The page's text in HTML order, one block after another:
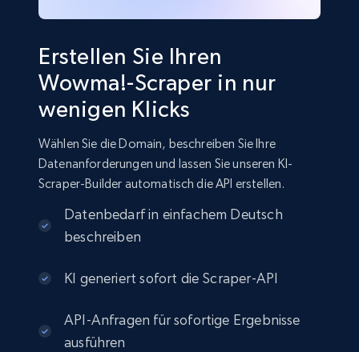
Erstellen Sie Ihren
Wowma!-Scraper in nur
wenigen Klicks
Wählen Sie die Domain, beschreiben Sie Ihre
Datenanforderungen und lassen Sie unseren KI-
Scraper-Builder automatisch die API erstellen.
Datenbedarf in einfachem Deutsch
beschreiben
KI generiert sofort die Scraper-API
API-Anfragen für sofortige Ergebnisse
ausführen